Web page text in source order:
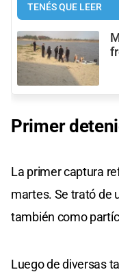
TENÉS QUE LEER
Primer
La primer captura
martes. Se trató de
también como
Luego de diversas